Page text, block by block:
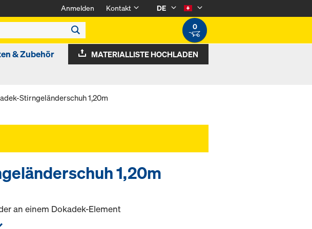
Anmelden Kontakt
DE
0
& Zubehör
MATERIALLISTE HOCHLADEN
Stirngeländerschuh 1,20m
1,20m
an einem Dokadek-Element